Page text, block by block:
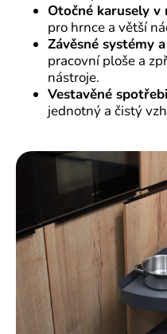
Otočné karusely v
pro hrnce a větší
Závěsné systémy
pracovní ploše a
nástroje.
Vestavěné
jednotný a čistý